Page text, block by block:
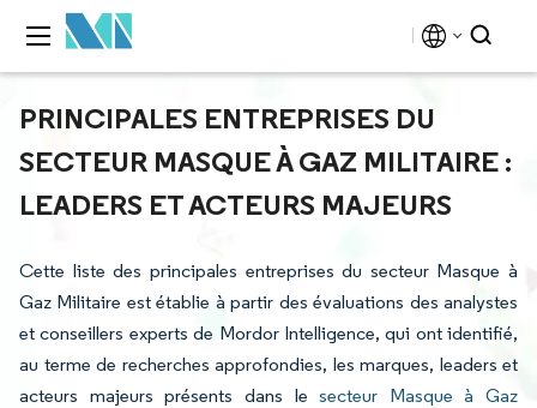
PRINCIPALES ENTREPRISES DU
SECTEUR MASQUE À GAZ MILITAIRE :
LEADERS ET ACTEURS MAJEURS
Cette liste des principales entreprises du secteur Masque à
Gaz Militaire est établie à partir des évaluations des analystes
et conseillers experts de Mordor Intelligence, qui ont identifié,
au terme de recherches approfondies, les marques, leaders et
acteurs majeurs présents dans lesecteur Masque à Gaz